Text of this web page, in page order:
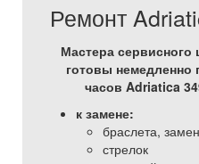
Ремонт
Мастера
готовы немедленно
часов Adriatica
к замене:
браслета,
стрелок